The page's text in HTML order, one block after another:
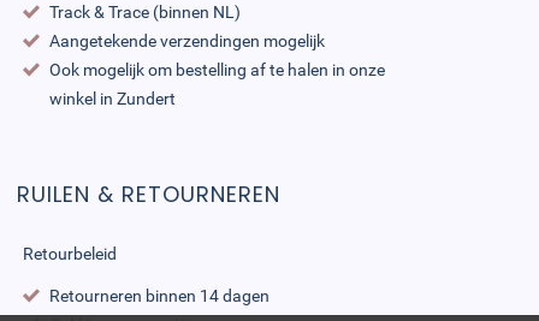
Track & Trace (binnen NL)
Aangetekende verzendingen mogelijk
Ook mogelijk om bestelling af te halen in onze
winkel in Zundert
RUILEN & RETOURNEREN
Retourbeleid
Retourneren binnen 14 dagen